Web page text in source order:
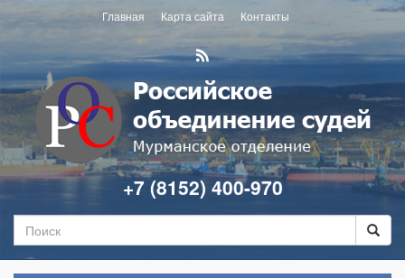
Главная Карта сайта Контакты
+7 (8152) 400-970